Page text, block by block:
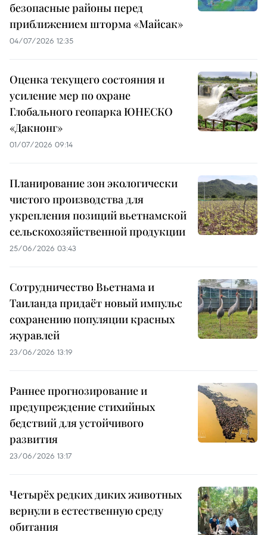
безопасные районы перед
приближением шторма «Майсак»
04/07/2026 12:35
Оценка текущего состояния и
усиление мер по охране
Глобального геопарка ЮНЕСКО
«Дакнонг»
01/07/2026 09:14
Планирование зон экологически
чистого производства для
укрепления позиций вьетнамской
сельскохозяйственной продукции
25/06/2026 03:43
Сотрудничество Вьетнама и
Таиланда придаёт новый импульс
сохранению популяции красных
журавлей
23/06/2026 13:19
Раннее прогнозирование и
предупреждение стихийных
бедствий для устойчивого
развития
23/06/2026 13:17
Четырёх редких диких животных
вернули в естественную среду
обитания